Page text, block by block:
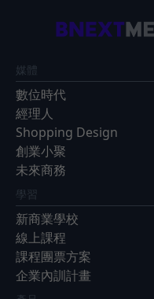
媒體
數位時代
經理人
Shopping Design
創業小聚
未來商務
學習
新商業學校
線上課程
課程團票方案
企業內訓計畫